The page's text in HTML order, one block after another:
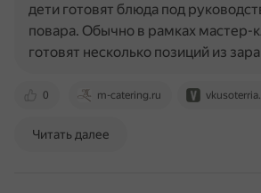
0 m-catering.ru
дети готовят блюда под
повара. Обычно в рамках мастер-
готовят несколько позиций из
Читать далее